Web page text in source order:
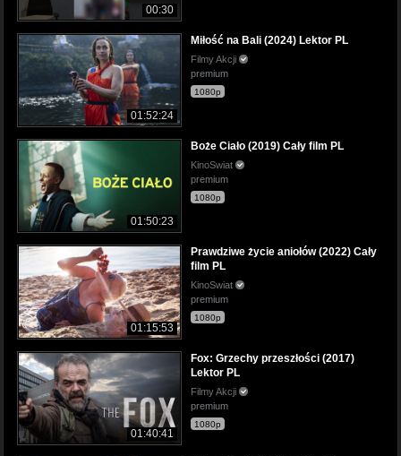
00:30
01:52:24
Miłość na Bali (2024) Lektor PL
Filmy Akcji
premium
1080p
01:50:23
Boże Ciało (2019) Cały film PL
KinoSwiat
premium
1080p
01:15:53
Prawdziwe życie aniołów (2022) Cały
film PL
KinoSwiat
premium
1080p
01:40:41
Fox: Grzechy przeszłości (2017)
Lektor PL
Filmy Akcji
premium
1080p